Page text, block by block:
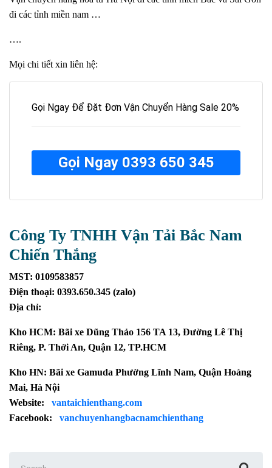
đi các tỉnh miền nam …
….
Mọi chi tiết xin liên hệ:
Gọi Ngay Để Đặt Đơn Vận Chuyển Hàng Sale 20%
Gọi Ngay 0393 650 345
Công Ty TNHH Vận Tải Bắc Nam
Chiến Thắng
MST: 0109583857
Điện thoại: 0393.650.345 (zalo)
Địa chỉ:
Kho HCM: Bãi xe Dũng Thảo 156 TA 13, Đường Lê Thị
Riêng, P. Thới An, Quận 12, TP.HCM
Kho HN: Bãi xe Gamuda Phường Lĩnh Nam, Quận Hoàng
Mai, Hà Nội
Website: vantaichienthang.com
Facebook: vanchuyenhangbacnamchienthang